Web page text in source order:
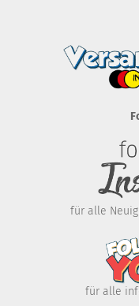
für alle
für alle